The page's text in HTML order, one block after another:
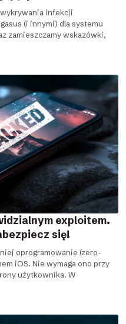
infekcji
(i innymi) dla systemu
zamieszczamy wskazówki,
exploitem.
się!
oprogramowanie (zero-
iOS. Nie wymaga ono przy
użytkownika. W